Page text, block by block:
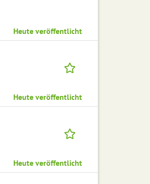
Heute veröffentlicht
Heute veröffentlicht
Heute veröffentlicht